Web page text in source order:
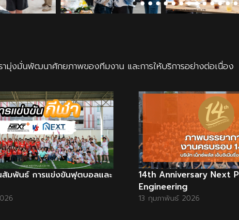
ามุ่งมั่นพัฒนาศักยภาพของทีมงาน และการให้บริการอย่างต่อเนื่อง
สัมพันธ์ การแข่งขันฟุตบอลและ
14th Anniversary Next
Engineering
13 กุมภาพันธ์ 2026